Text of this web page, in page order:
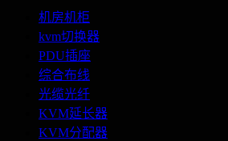
机房机柜
kvm切换器
PDU插座
综合布线
光缆光纤
KVM延长器
KVM分配器